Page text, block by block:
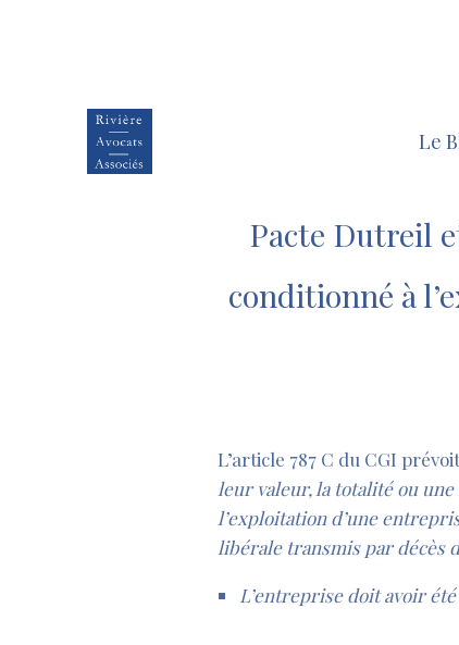
Le
Pacte Dutreil
conditionné à
L’article 787 C du CGI
leur valeur, la totalité ou
l’exploitation d’une
libérale transmis par décès
L’entreprise doit avoir